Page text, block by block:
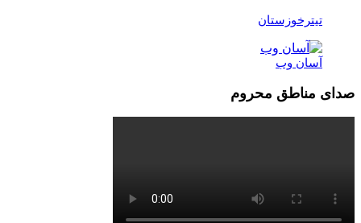
تیترخوزستان
آسان وب
صدای مناطق محروم